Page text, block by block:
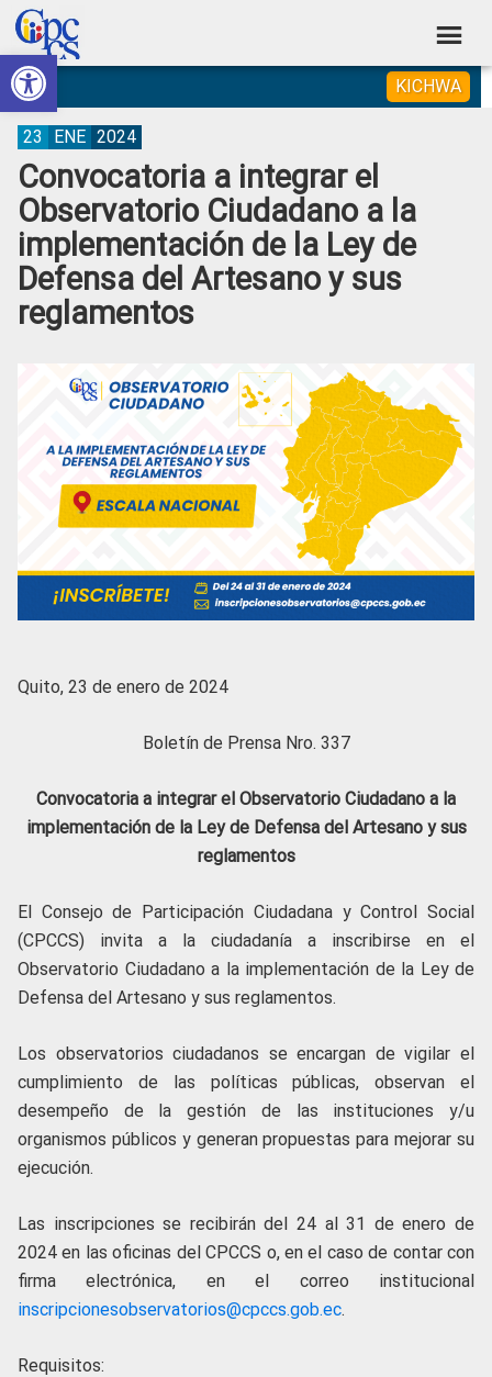
Abrir barra de herramientas
Skip
to
primary
navigation
Skip
to
main
content
Skip
to
primary
sidebar
Skip
to
footer
Consejo
de
Participación
Ciudadana
Control
Social
Construyendo
Poder
Ciudadano
KICHWA
Convocatoria a integrar el
Observatorio Ciudadano a la
implementación de la Ley de
Defensa del Artesano y sus
reglamentos
23 ENE 2024
Quito, 23 de enero de 2024
Boletín de Prensa Nro. 337
Convocatoria a integrar el Observatorio Ciudadano a la
implementación de la Ley de Defensa del Artesano y sus
reglamentos
El Consejo de Participación Ciudadana y Control Social
(CPCCS) invita a la ciudadanía a inscribirse en el
Observatorio Ciudadano a la implementación de la Ley de
Defensa del Artesano y sus reglamentos.
Los observatorios ciudadanos se encargan de vigilar el
cumplimiento de las políticas públicas, observan el
desempeño de la gestión de las instituciones y/u
organismos públicos y generan propuestas para mejorar su
ejecución.
Las inscripciones se recibirán del 24 al 31 de enero de
2024 en las oficinas del CPCCS o, en el caso de contar con
firma electrónica, en el correo institucional
inscripcionesobservatorios@cpccs.gob.ec.
Requisitos: